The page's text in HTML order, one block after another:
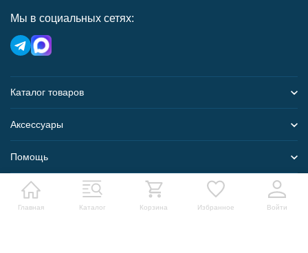
Главная Каталог Корзина Избранное Войти
Мы в социальных сетях:
Каталог товаров
Аксессуары
Помощь
Карта сайта